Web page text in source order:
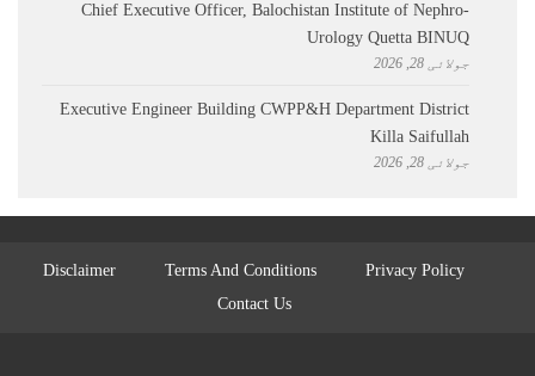
Chief Executive Officer, Balochistan Institute of Nephro-
Urology Quetta BINUQ
جولائی 28, 2026
Executive Engineer Building CWPP&H Department District
Killa Saifullah
جولائی 28, 2026
Privacy Policy
Terms And Conditions
Disclaimer
Contact Us